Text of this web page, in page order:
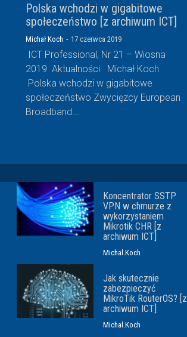
Polska wchodzi w gigabitowe
społeczeństwo [z archiwum ICT]
Michał Koch - 17 czerwca 2019
ICT Professional, Nr 21 – Wiosna
2019 Aktualności Michał Koch
Polska wchodzi w gigabitowe
społeczeństwo Zwycięzcy European
Broadband...
Koncentrator SSTP
VPN w chmurze z
wykorzystaniem
Mikrotik CHR [z
archiwum ICT]
Michal.Koch
Jak skutecznie
zabezpieczyć
MikroTik RouterOS? [z
archiwum ICT]
Michal.Koch